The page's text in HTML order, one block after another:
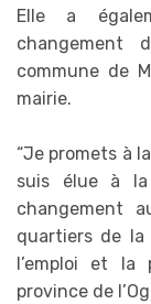
Elle a
changement
commune de
mairie.
“Je promets à
suis élue à
changement
quartiers de la
l’emploi et
province de